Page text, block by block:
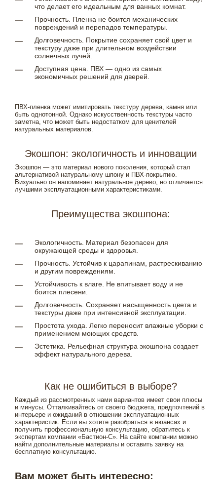
что делает его идеальным для ванных комнат.
Прочность. Пленка не боится механических
повреждений и перепадов температуры.
Долговечность. Покрытие сохраняет свой цвет и
текстуру даже при длительном воздействии
солнечных лучей.
Доступная цена. ПВХ — одно из самых
экономичных решений для дверей.
ПВХ-пленка может имитировать текстуру дерева, камня или
быть однотонной. Однако искусственность текстуры часто
заметна, что может быть недостатком для ценителей
натуральных материалов.
Экошпон: экологичность и инновации
Экошпон — это материал нового поколения, который стал
альтернативой натуральному шпону и ПВХ-покрытию.
Визуально он напоминает натуральное дерево, но отличается
лучшими эксплуатационными характеристиками.
Преимущества экошпона:
Экологичность. Материал безопасен для
окружающей среды и здоровья.
Прочность. Устойчив к царапинам, растрескиванию
и другим повреждениям.
Устойчивость к влаге. Не впитывает воду и не
боится плесени.
Долговечность. Сохраняет насыщенность цвета и
текстуры даже при интенсивной эксплуатации.
Простота ухода. Легко переносит влажные уборки с
применением моющих средств.
Эстетика. Рельефная структура экошпона создает
эффект натурального дерева.
Как не ошибиться в выборе?
Каждый из рассмотренных нами вариантов имеет свои плюсы
и минусы. Отталкивайтесь от своего бюджета, предпочтений в
интерьере и ожиданий в отношении эксплуатационных
характеристик. Если вы хотите разобраться в нюансах и
получить профессиональную консультацию, обратитесь к
экспертам компании «Бастион-С». На сайте компании можно
найти дополнительные материалы и оставить заявку на
бесплатную консультацию.
Вам может быть интересно: